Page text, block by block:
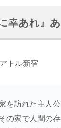
幸あれ』
を訪れた主人
の家で人間の